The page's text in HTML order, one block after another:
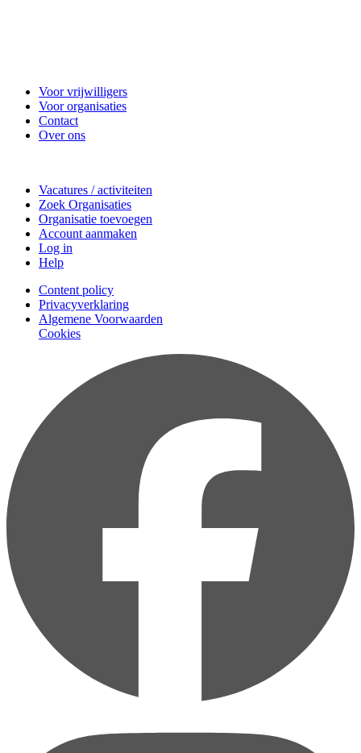
Voor vrijwilligers
Voor organisaties
Contact
Over ons
Vacatures / activiteiten
Zoek Organisaties
Organisatie toevoegen
Account aanmaken
Log in
Help
Content policy
Privacyverklaring
Algemene Voorwaarden
Cookies